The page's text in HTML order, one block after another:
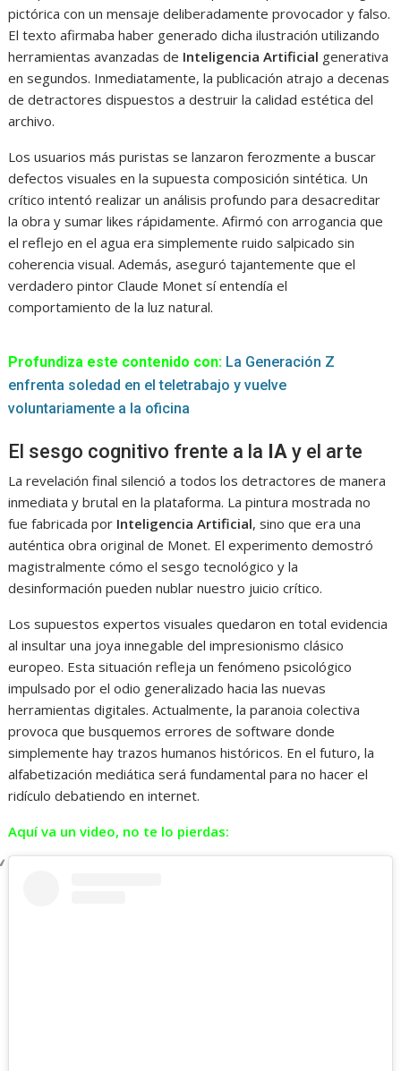
pictórica con un mensaje deliberadamente provocador y falso.
El texto afirmaba haber generado dicha ilustración utilizando
herramientas avanzadas de Inteligencia Artificial generativa
en segundos. Inmediatamente, la publicación atrajo a decenas
de detractores dispuestos a destruir la calidad estética del
archivo.
Los usuarios más puristas se lanzaron ferozmente a buscar
defectos visuales en la supuesta composición sintética. Un
crítico intentó realizar un análisis profundo para desacreditar
la obra y sumar likes rápidamente. Afirmó con arrogancia que
el reflejo en el agua era simplemente ruido salpicado sin
coherencia visual. Además, aseguró tajantemente que el
verdadero pintor Claude Monet sí entendía el
comportamiento de la luz natural.
Profundiza este contenido con: La Generación Z
enfrenta soledad en el teletrabajo y vuelve
voluntariamente a la oficina
El sesgo cognitivo frente a la IA y el arte
La revelación final silenció a todos los detractores de manera
inmediata y brutal en la plataforma. La pintura mostrada no
fue fabricada por Inteligencia Artificial, sino que era una
auténtica obra original de Monet. El experimento demostró
magistralmente cómo el sesgo tecnológico y la
desinformación pueden nublar nuestro juicio crítico.
Los supuestos expertos visuales quedaron en total evidencia
al insultar una joya innegable del impresionismo clásico
europeo. Esta situación refleja un fenómeno psicológico
impulsado por el odio generalizado hacia las nuevas
herramientas digitales. Actualmente, la paranoia colectiva
provoca que busquemos errores de software donde
simplemente hay trazos humanos históricos. En el futuro, la
alfabetización mediática será fundamental para no hacer el
ridículo debatiendo en internet.
Aquí va un video, no te lo pierdas: